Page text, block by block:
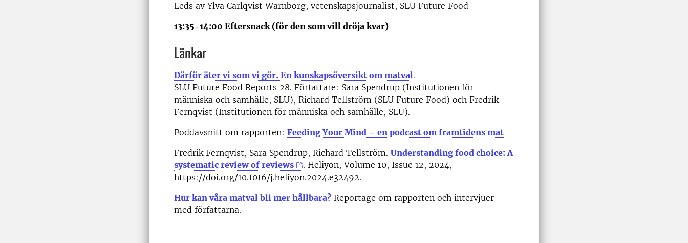
Leds av Ylva Carlqvist Warnborg, vetenskapsjournalist, SLU Future Food
13:35-14:00 Eftersnack (för den som vill dröja kvar)
Länkar
Därför äter vi som vi gör. En kunskapsöversikt om matval.
SLU Future Food Reports 28. Författare: Sara Spendrup (Institutionen för
människa och samhälle, SLU), Richard Tellström (SLU Future Food) och Fredrik
Fernqvist (Institutionen för människa och samhälle, SLU).
Poddavsnitt om rapporten: Feeding Your Mind – en podcast om framtidens mat
Fredrik Fernqvist, Sara Spendrup, Richard Tellström. Understanding food choice: A
systematic review of reviews
. Heliyon, Volume 10, Issue 12, 2024,
https://doi.org/10.1016/j.heliyon.2024.e32492.
Hur kan våra matval bli mer hållbara? Reportage om rapporten och intervjuer
med författarna.